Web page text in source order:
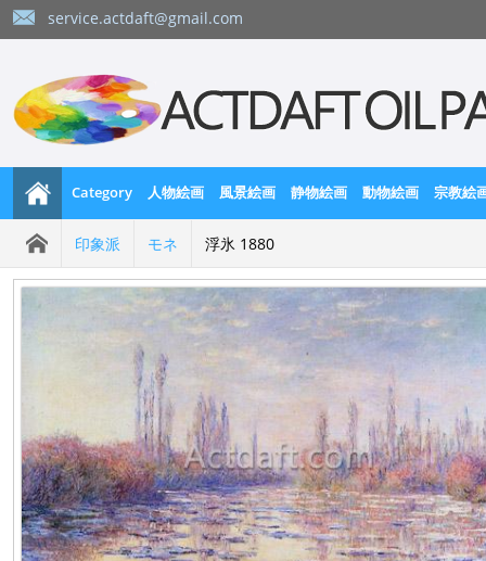
service.actdaft@gmail.com
Category 人物絵画 風景絵画 静物絵画 動物絵画 宗教絵
印象派 モネ 浮氷 1880